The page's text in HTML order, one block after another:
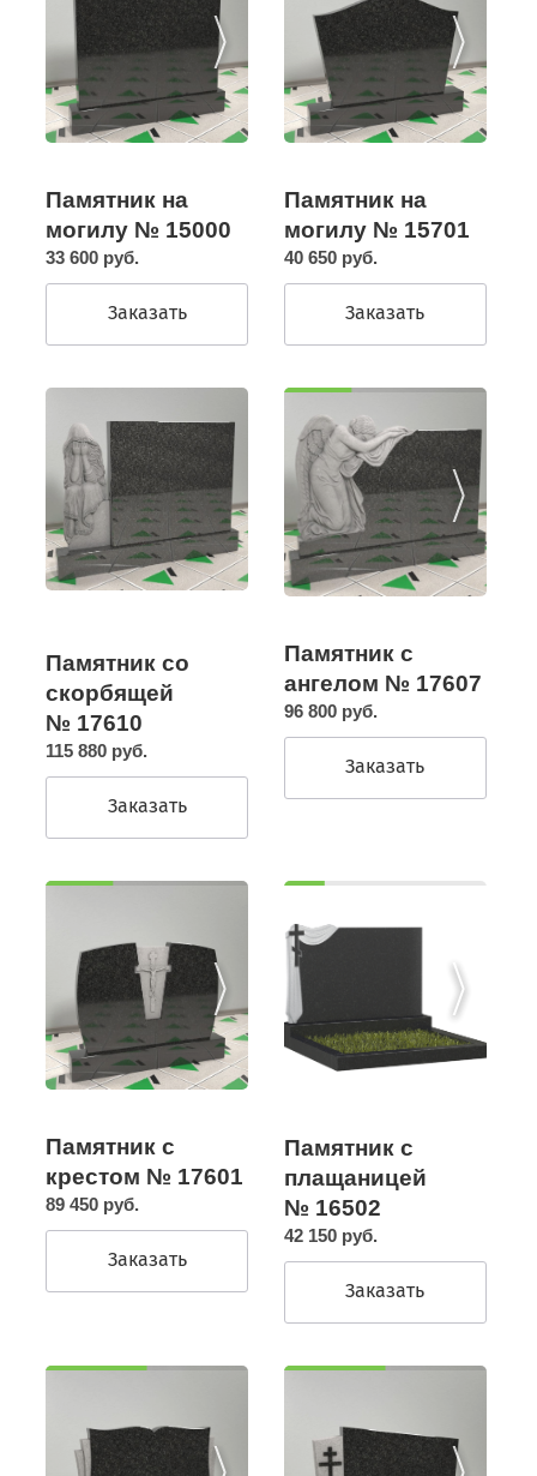
Памятник на
могилу № 15000
33 600 руб.
Заказать
Памятник на
могилу № 15701
40 650 руб.
Заказать
Памятник со
скорбящей
№ 17610
115 880 руб.
Заказать
Памятник с
ангелом № 17607
96 800 руб.
Заказать
Памятник с
крестом № 17601
89 450 руб.
Заказать
Памятник с
плащаницей
№ 16502
42 150 руб.
Заказать